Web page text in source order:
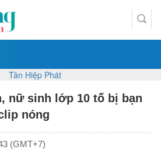
nữ sinh lớp 10 tố bị bạn
nóng
(GMT+7)